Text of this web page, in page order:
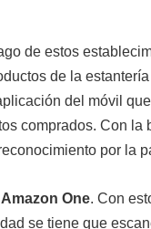
de estos
de la
del móvil
comprados. Con
por la
Amazon One. Con
se tiene que